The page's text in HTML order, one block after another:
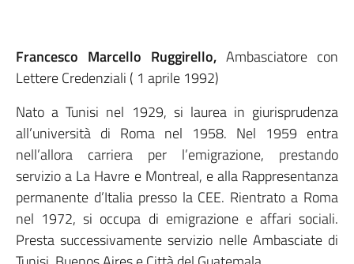
Francesco Marcello Ruggirello, Ambasciatore con
Lettere Credenziali ( 1 aprile 1992)
Nato a Tunisi nel 1929, si laurea in giurisprudenza
all’università di Roma nel 1958. Nel 1959 entra
nell’allora carriera per l’emigrazione, prestando
servizio a La Havre e Montreal, e alla Rappresentanza
permanente d’Italia presso la CEE. Rientrato a Roma
nel 1972, si occupa di emigrazione e affari sociali.
Presta successivamente servizio nelle Ambasciate di